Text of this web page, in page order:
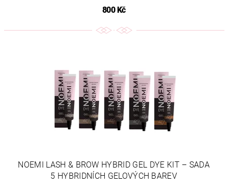
800 Kč
NOEMI LASH & BROW HYBRID GEL DYE KIT – SADA
5 HYBRIDNÍCH GELOVÝCH BAREV